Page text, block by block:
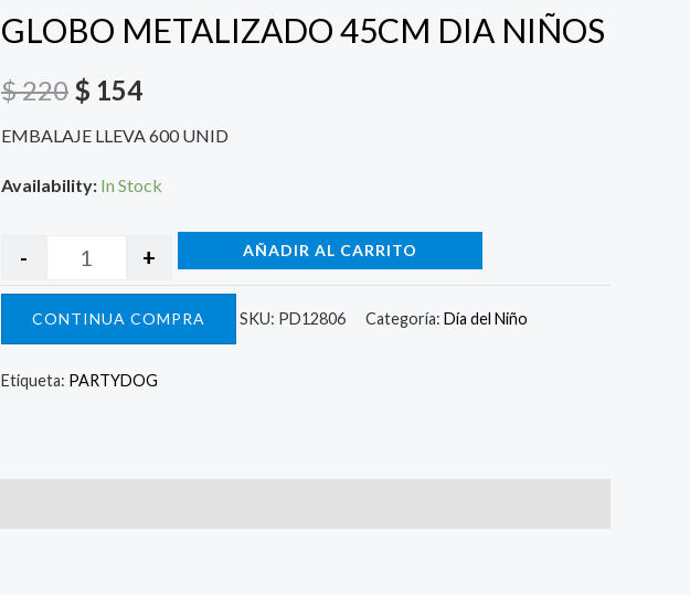
GLOBO METALIZADO 45CM DIA NIÑOS
$220
original
$ 154
actual
EMBALAJE LLEVA 600 UNID
Availability: In Stock
- + AÑADIR AL CARRITO
CONTINUA COMPRA SKU: PD12806 Categoría: Día del Niño
Etiqueta: PARTYDOG